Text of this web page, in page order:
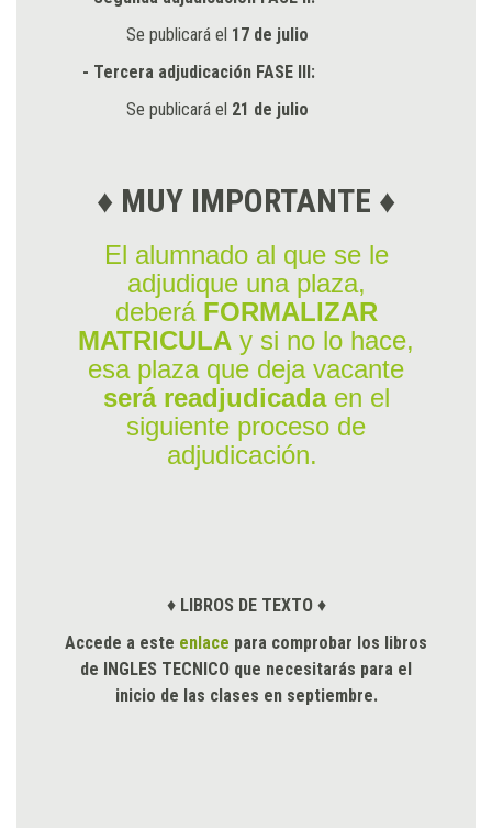
Se publicará el 17 de julio
- Tercera adjudicación FASE III:
Se publicará el 21 de julio
♦ MUY IMPORTANTE ♦
El alumnado al que se le
adjudique una plaza,
deberá FORMALIZAR
MATRICULA y si no lo hace,
esa plaza que deja vacante
será readjudicadaen el
siguiente proceso de
adjudicación.
♦ LIBROS DE TEXTO♦
Accede a este enlace para comprobar los libros
de INGLES TECNICO que necesitarás para el
inicio de las clases en septiembre.